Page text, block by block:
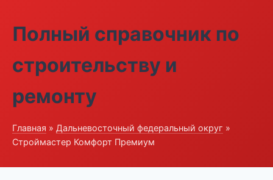
Полный справочник по
строительству и
ремонту
Главная » Дальневосточный федеральный округ »
Строймастер Комфорт Премиум